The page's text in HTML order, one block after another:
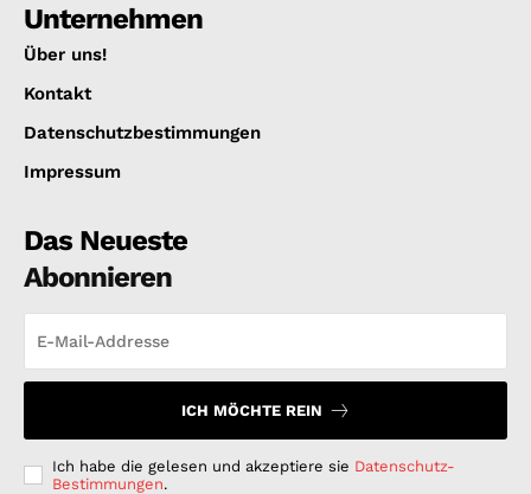
Unternehmen
Über uns!
Kontakt
Datenschutzbestimmungen
Impressum
Das Neueste
Abonnieren
ICH MÖCHTE REIN
Ich habe die gelesen und akzeptiere sie Datenschutz-
Bestimmungen.